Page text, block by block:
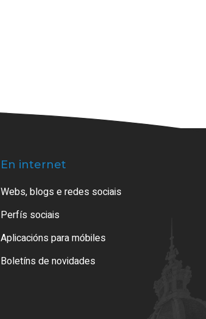
En internet
Webs, blogs e redes sociais
Perfís sociais
Aplicacións para móbiles
Boletíns de novidades